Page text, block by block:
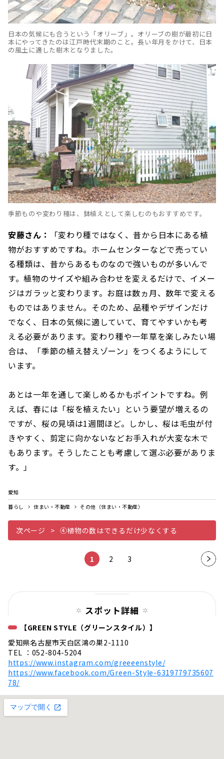
日本の気候にも合うという「オリーブ」。オリーブの樹が最初に日
本にやってきたのは江戸時代末期のこと。長い年月をかけて、日本
の風土に適した樹木となりました。
季節ものや変わり種は、鉢植えとして楽しむのもおすすめです。
安藤さん：
「変わり種ではなく、昔から日本にある植
物がおすすめですね。ホームセンターなどで売ってい
る種類は、昔からあるものなので強いものが多いんで
す。植物のサイズや組み合わせを変えるだけで、イメー
ジはガラッと変わります。お庭は数ヵ月、数年で変える
ものではありません。そのため、品種やデザインだけ
でなく、日本の気候に適していて、育てやすいかも考
える必要があります。変わり種や一年草を楽しみたい場
合は、「季節の植え替えゾーン」をつくるようにして
います。
あとは一年を通して楽しめるかもポイントですね。例
えば、春には「桜を植えたい」という要望が増えるの
ですが、桜の見頃は1週間ほど。しかし、桜は毛虫が付
きやすく、剪定に向かないなどお手入れが大変な木で
もあります。そうしたことも考慮して選ぶ必要がありま
す。」
愛知
暮らし
住まい・不動産 その他（住まい・不動産）
次ページ ④植物の数はできるだけ少なくする
1 2 3
次の
スポット詳細
【GREEN STYLE（グリーンスタイル）】
愛知県名古屋市天白区鴻の巣2-1110
TEL ：052-804-5204
https://www.instagram.com/greeeenstyle/
https://www.facebook.com/Green-Style-6319779735607
78/